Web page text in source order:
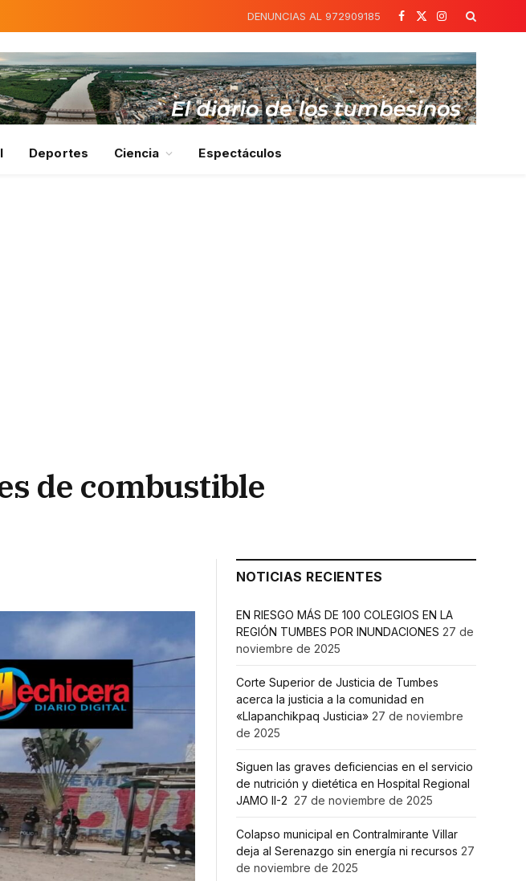
DENUNCIAS AL 972909185
Facebook
X
Instagram
Deportes Ciencia Espectáculos
de combustible
NOTICIAS RECIENTES
EN RIESGO MÁS DE 100 COLEGIOS EN LA
REGIÓN TUMBES POR INUNDACIONES 27 de
noviembre de 2025
Corte Superior de Justicia de Tumbes
acerca la justicia a la comunidad en
«Llapanchikpaq Justicia» 27 de noviembre
de 2025
Siguen las graves deficiencias en el servicio
de nutrición y dietética en Hospital Regional
JAMO II-2 27 de noviembre de 2025
Colapso municipal en Contralmirante Villar
deja al Serenazgo sin energía ni recursos 27
de noviembre de 2025